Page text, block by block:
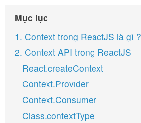
Mục lục
1. Context trong ReactJS là gì ?
2. Context API trong ReactJS
React.createContext
Context.Provider
Context.Consumer
Class.contextType